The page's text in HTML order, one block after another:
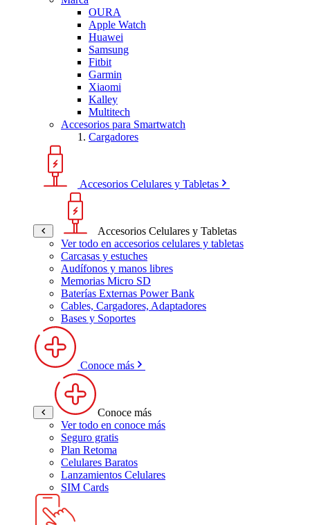
OURA
Apple Watch
Huawei
Samsung
Fitbit
Garmin
Xiaomi
Kalley
Multitech
Accesorios para Smartwatch
Cargadores
Accesorios Celulares y Tabletas
Accesorios Celulares y Tabletas
Ver todo en accesorios celulares y tabletas
Carcasas y estuches
Audífonos y manos libres
Memorias Micro SD
Baterías Externas Power Bank
Cables, Cargadores, Adaptadores
Bases y Soportes
Conoce más
Conoce más
Ver todo en conoce más
Seguro gratis
Plan Retoma
Celulares Baratos
Lanzamientos Celulares
SIM Cards